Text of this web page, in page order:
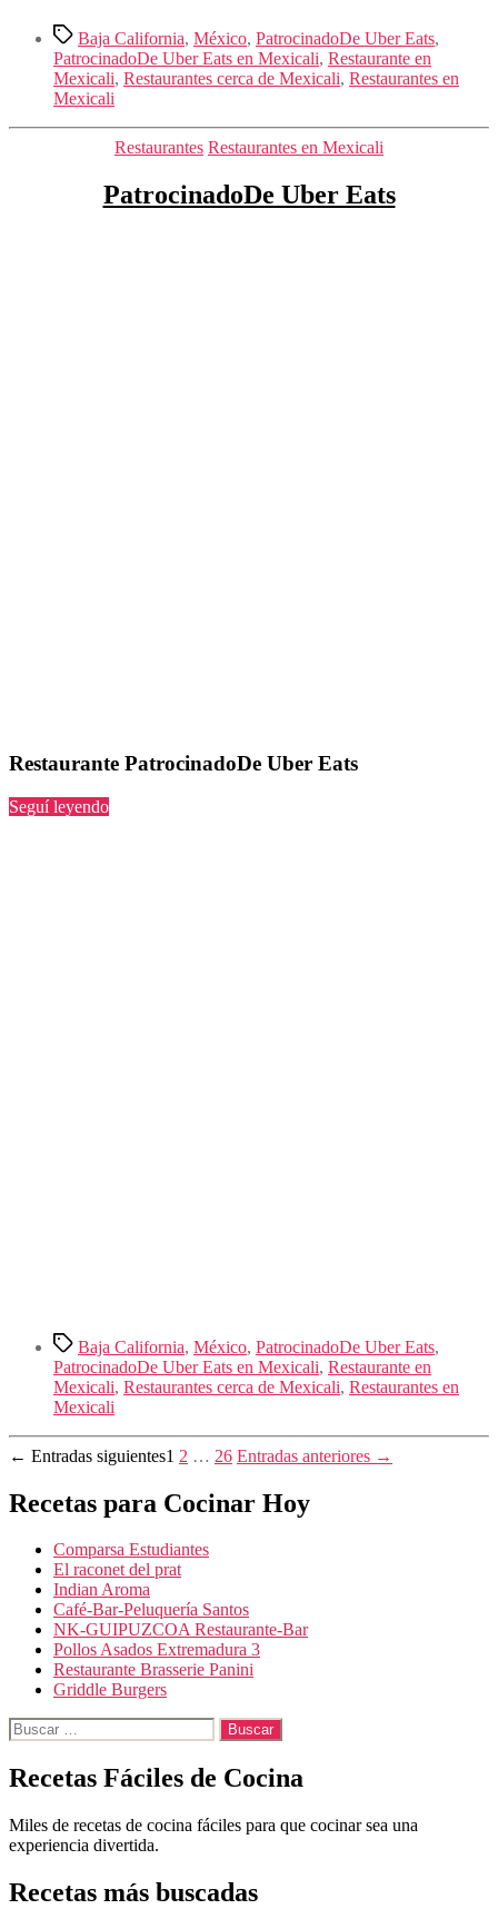
Etiquetas
Baja California, México, PatrocinadoDe Uber Eats,
PatrocinadoDe Uber Eats en Mexicali, Restaurante en
Mexicali, Restaurantes cerca de Mexicali, Restaurantes en
Mexicali
Categorías
Restaurantes Restaurantes en Mexicali
PatrocinadoDe Uber Eats
Restaurante PatrocinadoDe Uber Eats
Seguí leyendo“PatrocinadoDe
Etiquetas
Baja California, México, PatrocinadoDe Uber Eats,
PatrocinadoDe Uber Eats en Mexicali, Restaurante en
Mexicali, Restaurantes cerca de Mexicali, Restaurantes en
Mexicali
Paginación
de
entradas
← Entradas siguientes1 2 … 26 Entradas anteriores →
Recetas para Cocinar Hoy
Comparsa Estudiantes
El raconet del prat
Indian Aroma
Café-Bar-Peluquería Santos
NK-GUIPUZCOA Restaurante-Bar
Pollos Asados Extremadura 3
Restaurante Brasserie Panini
Griddle Burgers
Buscar:
Recetas Fáciles de Cocina
Miles de recetas de cocina fáciles para que cocinar sea una
experiencia divertida.
Recetas más buscadas